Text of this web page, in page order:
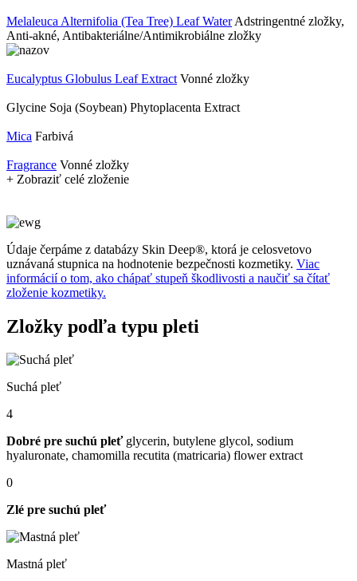
​Melaleuca Alternifolia (Tea Tree) Leaf Water Adstringentné zložky,
Anti-akné, Antibakteriálne/Antimikrobiálne zložky
Eucalyptus Globulus Leaf Extract Vonné zložky
Glycine Soja (Soybean) ​Phytoplacenta Extract
Mica Farbivá
Fragrance Vonné zložky
+ Zobraziť celé zloženie
Údaje čerpáme z databázy Skin Deep®, ktorá je celosvetovo
uznávaná stupnica na hodnotenie bezpečnosti kozmetiky. Viac
informácií o tom, ako chápať stupeň škodlivosti a naučiť sa čítať
zloženie kozmetiky.
Zložky podľa typu pleti
Suchá pleť
4
Dobré pre suchú pleť glycerin, ​butylene glycol, sodium
hyaluronate, chamomilla recutita (matricaria) flower extract
0
Zlé pre suchú pleť
Mastná pleť